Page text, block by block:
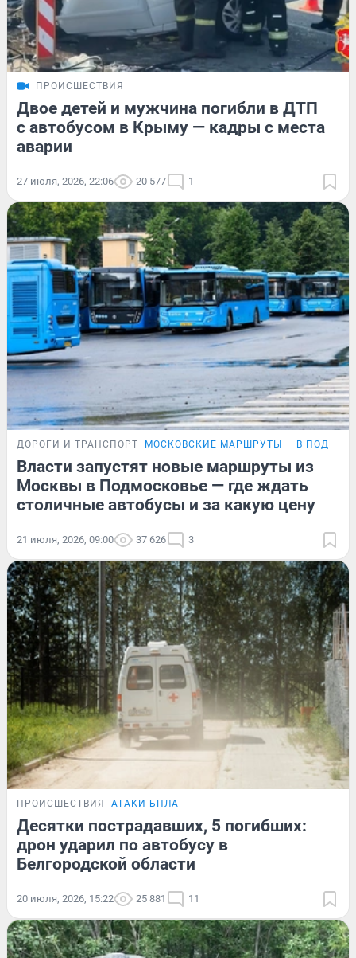
ПРОИСШЕСТВИЯ
Двое детей и мужчина погибли в ДТП
с автобусом в Крыму — кадры с места
аварии
27 июля, 2026, 22:06 20 577 1
ДОРОГИ И ТРАНСПОРТ МОСКОВСКИЕ МАРШРУТЫ — В
Власти запустят новые маршруты из
Москвы в Подмосковье — где ждать
столичные автобусы и за какую цену
21 июля, 2026, 09:00 37 626 3
ПРОИСШЕСТВИЯ АТАКИ БПЛА
Десятки пострадавших, 5 погибших:
дрон ударил по автобусу в
Белгородской области
20 июля, 2026, 15:22 25 881 11